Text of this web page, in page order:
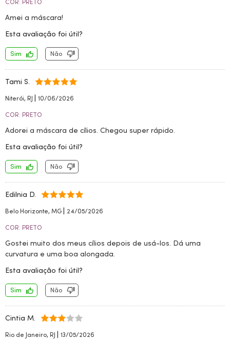
COR: PRETO
Amei a máscara!
Esta avaliação foi útil?
Sim Não
Tami S.
Niterói, RJ | 10/06/2026
COR: PRETO
Adorei a máscara de cílios. Chegou super rápido.
Esta avaliação foi útil?
Sim Não
Edilnia D.
Belo Horizonte, MG | 24/05/2026
COR: PRETO
Gostei muito dos meus cílios depois de usá-los. Dá uma
curvatura e uma boa alongada.
Esta avaliação foi útil?
Sim Não
Cintia M.
Rio de Janeiro, RJ | 13/05/2026